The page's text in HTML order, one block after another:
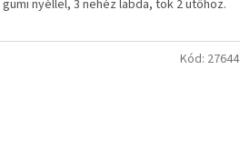
gumi nyéllel, 3 nehéz labda, tok 2 ütőhöz.
Kód: 27644